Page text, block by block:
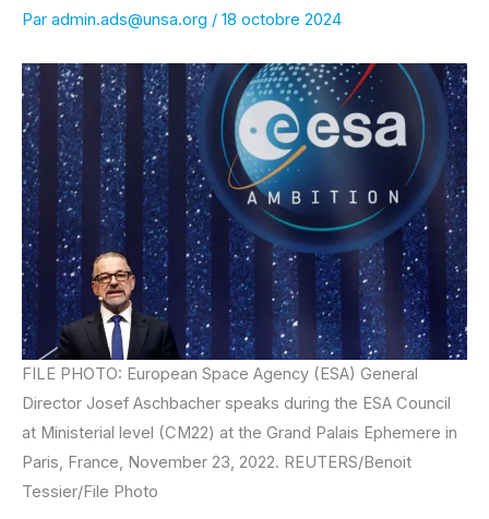
Par admin.ads@unsa.org / 18 octobre 2024
FILE PHOTO: European Space Agency (ESA) General
Director Josef Aschbacher speaks during the ESA Council
at Ministerial level (CM22) at the Grand Palais Ephemere in
Paris, France, November 23, 2022. REUTERS/Benoit
Tessier/File Photo